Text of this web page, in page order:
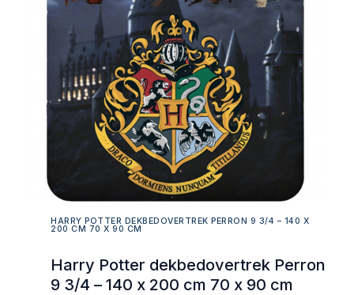
HARRY POTTER DEKBEDOVERTREK PERRON 9 3/4 – 140 X
200 CM 70 X 90 CM
Harry Potter dekbedovertrek Perron
9 3/4 – 140 x 200 cm 70 x 90 cm